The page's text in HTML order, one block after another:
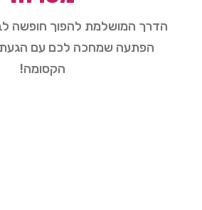
הדרך המושלמת להפוך חופשה
הפתעה שמחכה לכם עם
הקסומה!